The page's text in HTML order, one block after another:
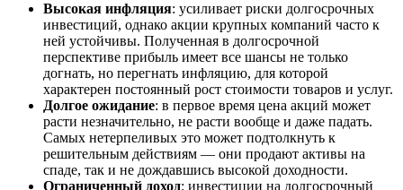
Высокая инфляция: усиливает риски долгосрочных
инвестиций, однако акции крупных компаний часто к
ней устойчивы. Полученная в долгосрочной
перспективе прибыль имеет все шансы не только
догнать, но перегнать инфляцию, для которой
характерен постоянный рост стоимости товаров и услуг.
Долгое ожидание: в первое время цена акций может
расти незначительно, не расти вообще и даже падать.
Самых нетерпеливых это может подтолкнуть к
решительным действиям — они продают активы на
спаде, так и не дождавшись высокой доходности.
Ограниченный доход: инвестиции на долгосрочный